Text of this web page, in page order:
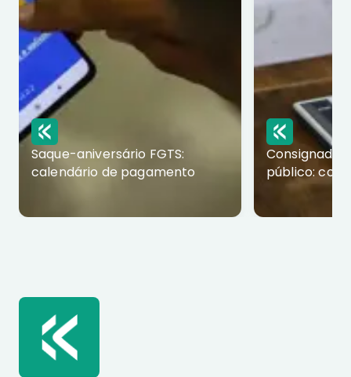
Saque-aniversário FGTS:
calendário de pagamento
Consignado
público: